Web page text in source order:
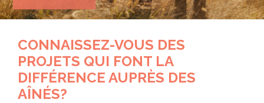
CONNAISSEZ-VOUS DES
PROJETS QUI FONT LA
DIFFÉRENCE AUPRÈS DES
AÎNÉS?